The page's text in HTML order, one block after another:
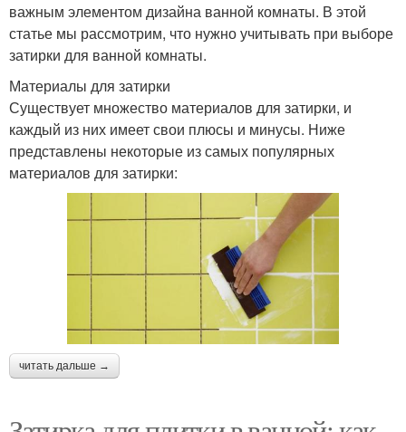
важным элементом дизайна ванной комнаты. В этой
статье мы рассмотрим, что нужно учитывать при выборе
затирки для ванной комнаты.
Материалы для затирки
Существует множество материалов для затирки, и
каждый из них имеет свои плюсы и минусы. Ниже
представлены некоторые из самых популярных
материалов для затирки:
читать дальше →